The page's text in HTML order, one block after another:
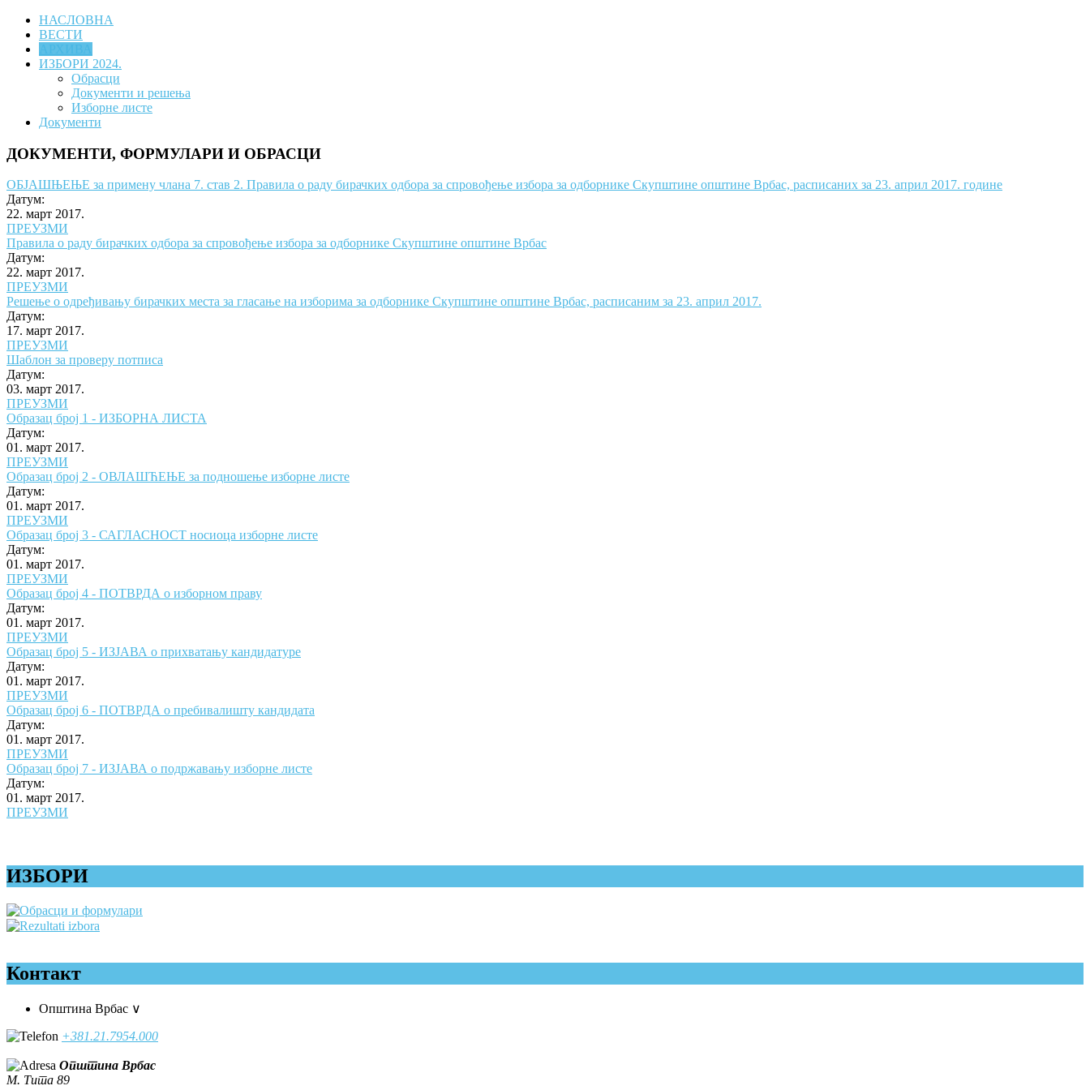
НАСЛОВНА
ВЕСТИ
ИЗБОРИ 2024.
Обрасци
Документи и решења
Изборне листе
Документи
ДОКУМЕНТИ, ФОРМУЛАРИ И ОБРАСЦИ
ОБЈАШЊЕЊЕ за примену члана 7. став 2. Правила о раду бирачких одбора за спровођење избора за одборнике Скупштине општине Врбас, расписаних за 23. април 2017. године
Датум:
22. март 2017.
ПРЕУЗМИ
Правила о раду бирачких одбора за спровођење избора за одборнике Скупштине општине Врбас
Датум:
22. март 2017.
ПРЕУЗМИ
Решење о одређивању бирачких места за гласање на изборима за одборнике Скупштине општине Врбас, расписаним за 23. април 2017.
Датум:
17. март 2017.
ПРЕУЗМИ
Шаблон за проверу потписа
Датум:
03. март 2017.
ПРЕУЗМИ
Образац број 1 - ИЗБОРНА ЛИСТА
Датум:
01. март 2017.
ПРЕУЗМИ
Образац број 2 - ОВЛАШЋЕЊЕ за подношење изборне листе
Датум:
01. март 2017.
ПРЕУЗМИ
Образац број 3 - САГЛАСНОСТ носиоца изборне листе
Датум:
01. март 2017.
ПРЕУЗМИ
Образац број 4 - ПОТВРДА о изборном праву
Датум:
01. март 2017.
ПРЕУЗМИ
Образац број 5 - ИЗЈАВА о прихватању кандидатуре
Датум:
01. март 2017.
ПРЕУЗМИ
Образац број 6 - ПОТВРДА о пребивалишту кандидата
Датум:
01. март 2017.
ПРЕУЗМИ
Образац број 7 - ИЗЈАВА о подржавању изборне листе
Датум:
01. март 2017.
ПРЕУЗМИ
ИЗБОРИ
Контакт
Општина Врбас ∨
+381.21.7954.000
Општина Врбас
М. Тита 89